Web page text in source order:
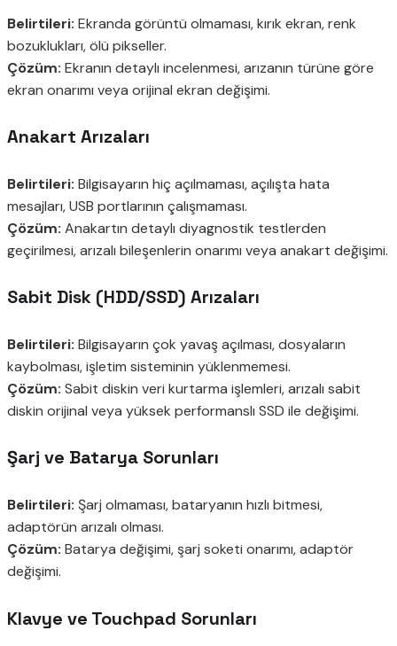
Belirtileri: Ekranda görüntü olmaması, kırık ekran, renk
bozuklukları, ölü pikseller.
Çözüm: Ekranın detaylı incelenmesi, arızanın türüne göre
ekran onarımı veya orijinal ekran değişimi.
Anakart Arızaları
Belirtileri: Bilgisayarın hiç açılmaması, açılışta hata
mesajları, USB portlarının çalışmaması.
Çözüm: Anakartın detaylı diyagnostik testlerden
geçirilmesi, arızalı bileşenlerin onarımı veya anakart değişimi.
Sabit Disk (HDD/SSD) Arızaları
Belirtileri: Bilgisayarın çok yavaş açılması, dosyaların
kaybolması, işletim sisteminin yüklenmemesi.
Çözüm: Sabit diskin veri kurtarma işlemleri, arızalı sabit
diskin orijinal veya yüksek performanslı SSD ile değişimi.
Şarj ve Batarya Sorunları
Belirtileri: Şarj olmaması, bataryanın hızlı bitmesi,
adaptörün arızalı olması.
Çözüm: Batarya değişimi, şarj soketi onarımı, adaptör
değişimi.
Klavye ve Touchpad Sorunları